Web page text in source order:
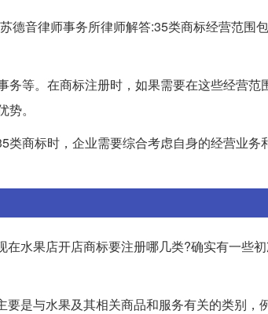
德音律师事务所律师解答:35类商标经营范围
等。在商标注册时，如果需要在这些经营范
。
商标时，企业需要综合考虑自身的经营业务
水果店开店商标要注册哪几类?确实有一些
是与水果及其相关商品和服务有关的类别，